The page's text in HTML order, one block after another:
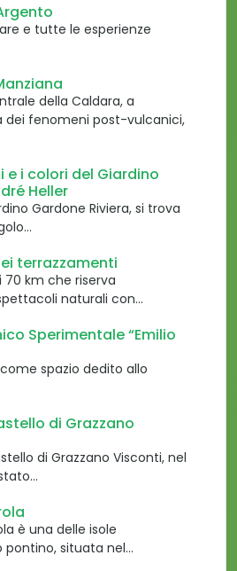
e tutte le esperienze
della Caldara, a
dei fenomeni post-vulcanici,
e i colori del Giardino
Heller
Gardone Riviera, si trova
terrazzamenti
70 km che riserva
naturali con…
Sperimentale “Emilio
spazio dedito allo
di Grazzano
di Grazzano Visconti, nel
è una delle isole
pontino, situata nel…